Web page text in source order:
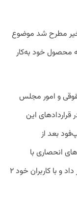
مطرح شد موضوع
محصول خود به‌کار
و امور مجلس
این
بعد از
قراردادهای انحصاری با
رستوران‌ها، تنها ظاهر قراردادهای خود را تغییر داد و با کاربران خود ۲